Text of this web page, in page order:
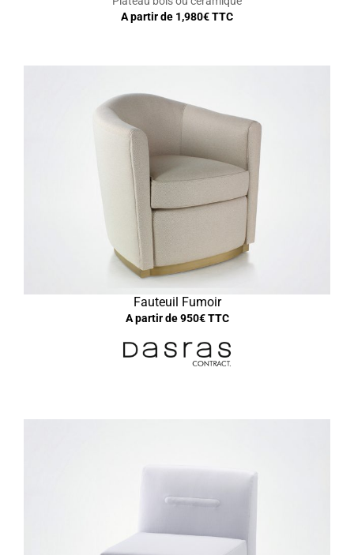
A partir de 1,980€ TTC
Fauteuil Fumoir
A partir de950€ TTC